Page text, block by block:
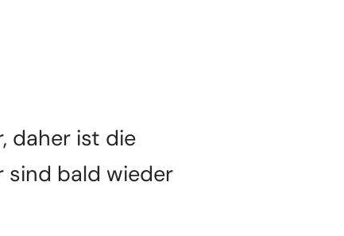
daher ist die
sind bald wieder